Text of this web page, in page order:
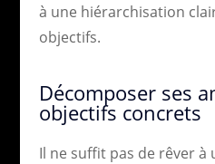
à une hiérarchisation
objectifs.
Décomposer ses
objectifs concrets
Il ne suffit pas de rêver à